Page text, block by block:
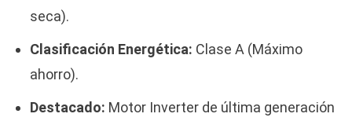
seca).
Clasificación Energética: Clase A (Máximo
ahorro).
Destacado: Motor Inverter de última generación